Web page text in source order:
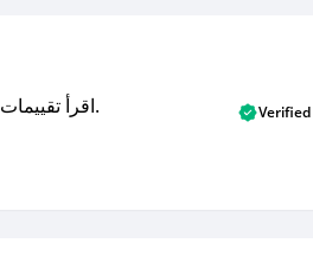
اقرأ تقييمات العملاء الأصلية والتقييمات من المشترين المتحققين. اكتشف ما يعتقده المستخدمون الحقيقيون حول خدمتنا وتعلم من تجاربهم.